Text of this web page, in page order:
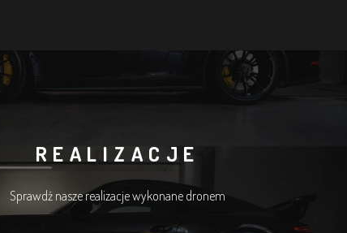
REALIZACJE
Sprawdź nasze realizacje wykonane dronem